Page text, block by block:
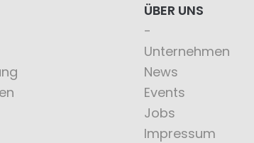
ÜBER UNS
Unternehmen
News
Events
Jobs
Impressum